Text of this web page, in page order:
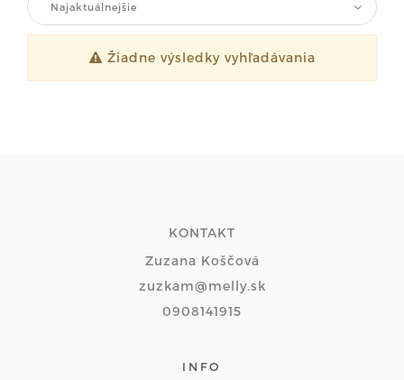
Najaktuálnejšie
Žiadne výsledky vyhľadávania
KONTAKT
Zuzana Koščová
zuzkam@melly.sk
0908141915
INFO